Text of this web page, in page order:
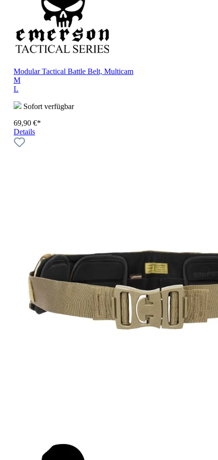
Modular Tactical Battle Belt, Multicam
M
L
Sofort verfügbar
69,90 €*
Details